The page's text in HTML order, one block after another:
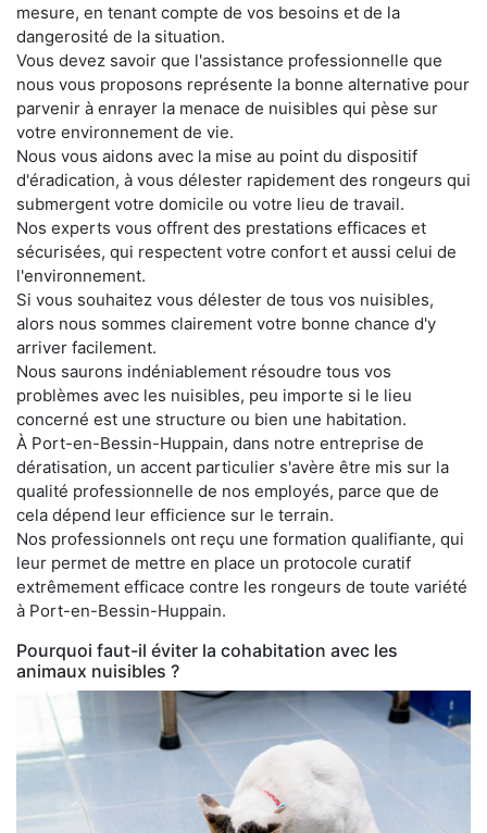
mesure, en tenant compte de vos besoins et de la
dangerosité de la situation.
Vous devez savoir que l'assistance professionnelle que
nous vous proposons représente la bonne alternative pour
parvenir à enrayer la menace de nuisibles qui pèse sur
votre environnement de vie.
Nous vous aidons avec la mise au point du dispositif
d'éradication, à vous délester rapidement des rongeurs qui
submergent votre domicile ou votre lieu de travail.
Nos experts vous offrent des prestations efficaces et
sécurisées, qui respectent votre confort et aussi celui de
l'environnement.
Si vous souhaitez vous délester de tous vos nuisibles,
alors nous sommes clairement votre bonne chance d'y
arriver facilement.
Nous saurons indéniablement résoudre tous vos
problèmes avec les nuisibles, peu importe si le lieu
concerné est une structure ou bien une habitation.
À Port-en-Bessin-Huppain, dans notre entreprise de
dératisation, un accent particulier s'avère être mis sur la
qualité professionnelle de nos employés, parce que de
cela dépend leur efficience sur le terrain.
Nos professionnels ont reçu une formation qualifiante, qui
leur permet de mettre en place un protocole curatif
extrêmement efficace contre les rongeurs de toute variété
à Port-en-Bessin-Huppain.
Pourquoi faut-il éviter la cohabitation avec les
animaux nuisibles ?